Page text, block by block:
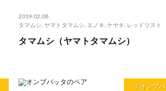
2019.02.08
タマムシ, ヤマトタマムシ, エノキ,ケヤキ, レッドリスト
タマムシ（ヤマトタマムシ）
オンブ